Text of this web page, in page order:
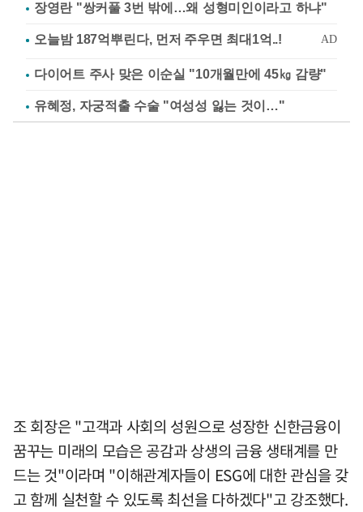
장영란 "쌍커풀 3번 밖에…왜 성형미인이라고 하냐"
다이어트 주사 맞은 이순실 "10개월만에 45㎏ 감량"
유혜정, 자궁적출 수술 "여성성 잃는 것이…"
조 회장은 "고객과 사회의 성원으로 성장한 신한금융이
꿈꾸는 미래의 모습은 공감과 상생의 금융 생태계를 만
드는 것"이라며 "이해관계자들이 ESG에 대한 관심을 갖
고 함께 실천할 수 있도록 최선을 다하겠다"고 강조했다.